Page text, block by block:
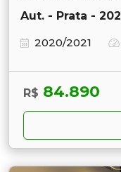
Aut. - Prata -
2020/2021
R$ 84.890